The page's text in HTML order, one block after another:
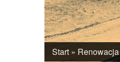
Start » Renowacja